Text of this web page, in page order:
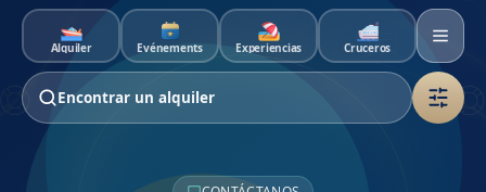
Ir al contenido principal
Alquiler Événements Experiencias Cruceros
Encontrar un alquiler